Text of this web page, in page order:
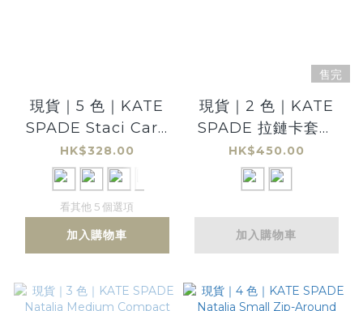
現貨｜5 色｜KATE
SPADE Staci Card
holder 卡套
HK$328.00
看其他 5 個選項
加入購物車
售完
現貨｜2 色｜KATE
SPADE 拉鏈卡套｜
Leila Small Card
Holder Wristlet
HK$450.00
加入購物車